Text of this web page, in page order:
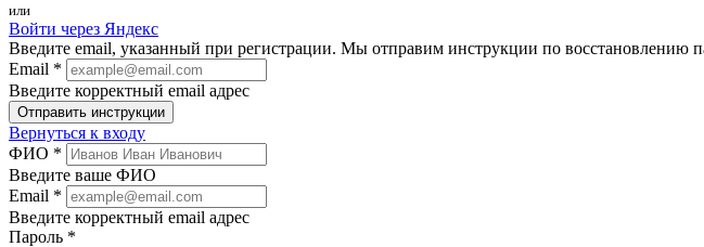
или
Войти через Яндекс
Введите email, указанный при регистрации. Мы отправим инструкции по восстановлению
Email *
Введите корректный email адрес
Отправить инструкции
Вернуться к входу
ФИО *
Введите ваше ФИО
Email *
Введите корректный email адрес
Пароль *